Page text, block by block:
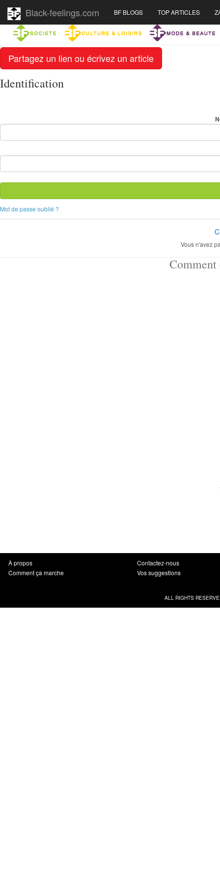
Partagez un lien ou écrivez un article
Black-feelings.com BF BLOGS TOP ARTICLES
Identification
Mot de passe oublié ?
Vous n'avez
Comment
À propos
Comment ça marche
Contactez-nous
Vos suggestions
ALL RIGHTS